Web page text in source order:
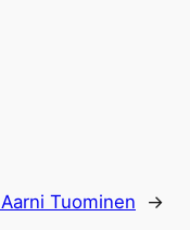
Aarni Tuominen →